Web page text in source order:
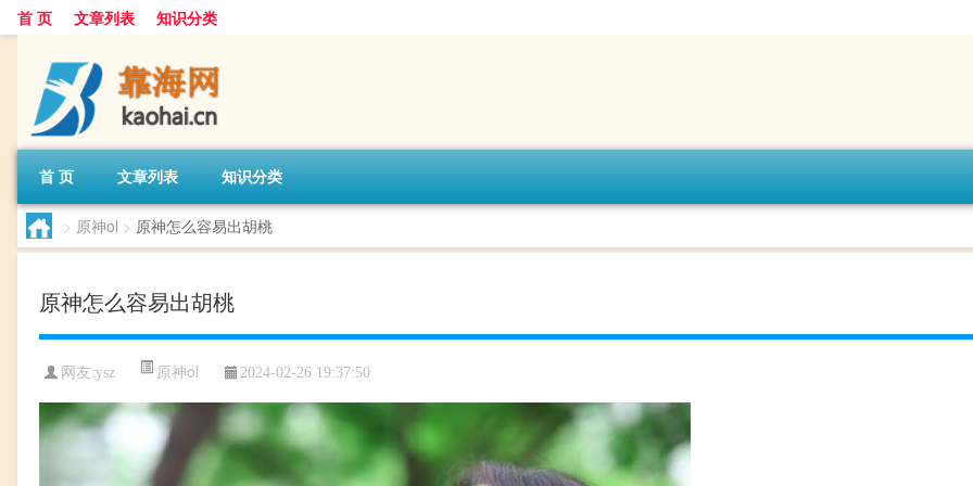
首 页 文章列表 知识分类
首 页 文章列表 知识分类
> 原神ol > 原神怎么容易出胡桃
原神怎么容易出胡桃
网友:ysz 原神ol 2024-02-26 19:37:50